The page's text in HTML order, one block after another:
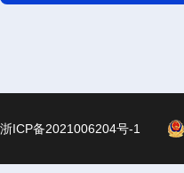
浙ICP备2021006204号-1